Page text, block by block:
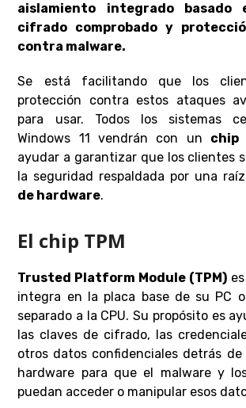
aislamiento integrado basado
cifrado comprobado y
contra malware.
Se está facilitando que los
protección contra estos ataques
para usar. Todos los sistemas
Windows 11 vendrán con un chip
ayudar a garantizar que los clientes
la seguridad respaldada por una
de hardware.
El chip TPM
Trusted Platform Module (TPM)es
integra en la placa base de su PC
separado a la CPU. Su propósito es
las claves de cifrado, las
otros datos confidenciales detrás de
hardware para que el malware y
puedan acceder o manipular esos